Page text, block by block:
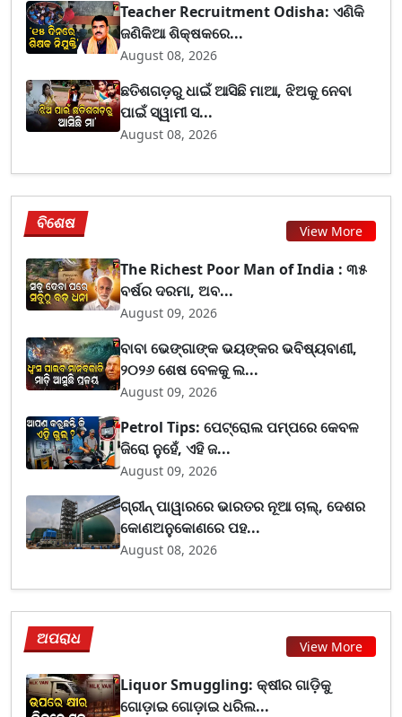
Teacher Recruitment Odisha: ଏଣିକି
ଜଣିକିଆ ଶିକ୍ଷକରେ...
August 08, 2026
ଛତିଶଗଡ଼ରୁ ଧାଇଁ ଆସିଛି ମାଆ, ଝିଅକୁ ନେବା
ପାଇଁ ସ୍ୱାମୀ ସ...
August 08, 2026
ବିଶେଷ View More
The Richest Poor Man of India : ୩୫
ବର୍ଷର ଦରମା, ଅବ...
August 09, 2026
ବାବା ଭେଙ୍ଗାଙ୍କ ଭୟଙ୍କର ଭବିଷ୍ୟବାଣୀ,
୨୦୨୬ ଶେଷ ବେଳକୁ ଲ...
August 09, 2026
Petrol Tips: ପେଟ୍ରୋଲ ପମ୍ପରେ କେବଳ
ଜିରୋ ନୁହେଁ, ଏହି ଜ...
August 09, 2026
ଗ୍ରୀନ୍ ପାୱାରରେ ଭାରତର ନୂଆ ଚାଲ୍, ଦେଶର
କୋଣଅନୁକୋଣରେ ପହ...
August 08, 2026
ଅପରାଧ View More
Liquor Smuggling: କ୍ଷୀର ଗାଡ଼ିକୁ
ଗୋଡ଼ାଇ ଗୋଡ଼ାଇ ଧରିଲ...